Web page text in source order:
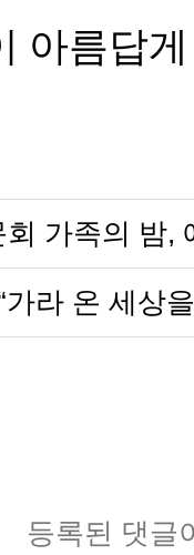
아름답
가족의 밤,
라 온 세상
등록된 댓글